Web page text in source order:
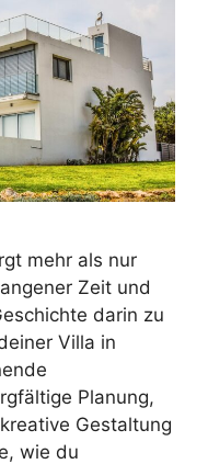
mehr als nur
Zeit und
darin zu
Villa in
Planung,
Gestaltung
wie du